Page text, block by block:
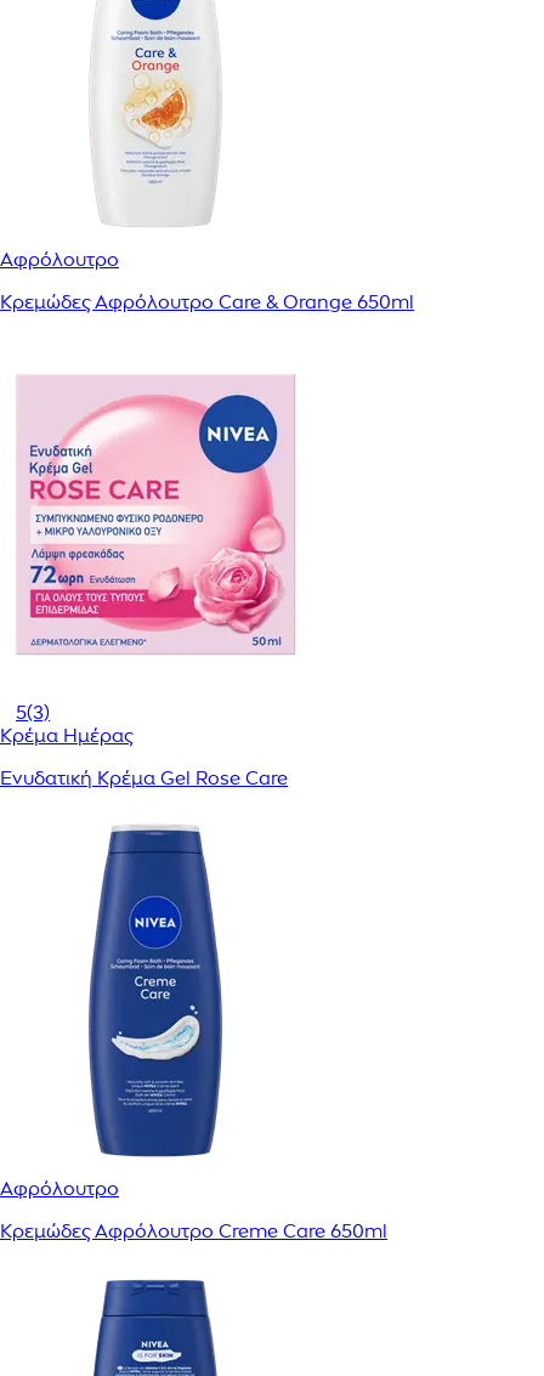
Αφρόλουτρο
Κρεμώδες Αφρόλουτρο Care & Orange 650ml
5(3)
Κρέμα Ημέρας
Ενυδατική Κρέμα Gel Rose Care
Αφρόλουτρο
Κρεμώδες Αφρόλουτρο Creme Care 650ml